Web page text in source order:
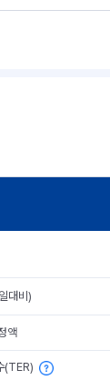
대비)
액
(TER)